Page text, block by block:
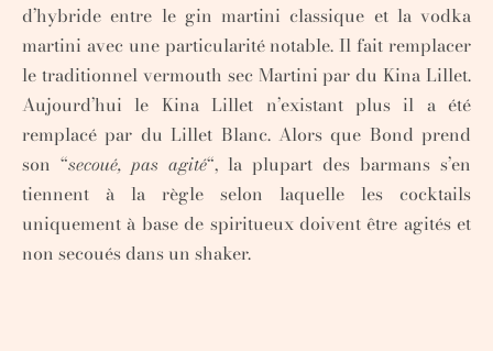
d’hybride entre le gin martini classique et la vodka
martini avec une particularité notable. Il fait remplacer
le traditionnel vermouth sec Martini par du Kina Lillet.
Aujourd’hui le Kina Lillet n’existant plus il a été
remplacé par du Lillet Blanc. Alors que Bond prend
son “secoué, pas agité“, la plupart des barmans s’en
tiennent à la règle selon laquelle les cocktails
uniquement à base de spiritueux doivent être agités et
non secoués dans un shaker.